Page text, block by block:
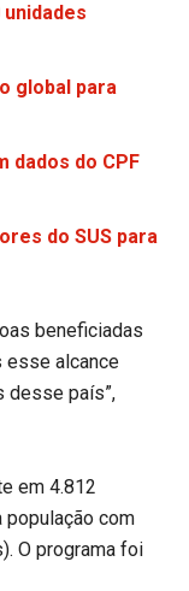
global para
dados do CPF
do SUS para
beneficiadas
esse alcance
desse país”,
em 4.812
população com
O programa foi